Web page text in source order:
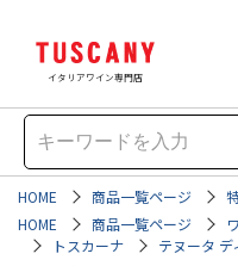
イタリアワイン専門店
HOME 商品一覧ページ
HOME
商品一覧ページ
トスカーナ
テヌータ